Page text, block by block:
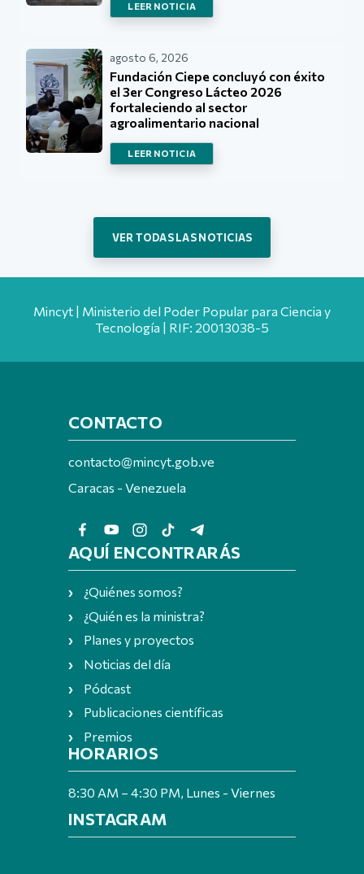
LEER NOTICIA
agosto 6, 2026
Fundación Ciepe concluyó con éxito
el 3er Congreso Lácteo 2026
fortaleciendo al sector
agroalimentario nacional
LEER NOTICIA
VER TODAS LAS NOTICIAS
Mincyt | Ministerio del Poder Popular para Ciencia y
Tecnología | RIF: 20013038-5
CONTACTO
contacto@mincyt.gob.ve
Caracas - Venezuela
AQUÍ ENCONTRARÁS
¿Quiénes somos?
¿Quién es la ministra?
Planes y proyectos
Noticias del día
Pódcast
Publicaciones científicas
Premios
HORARIOS
8:30 AM – 4:30 PM, Lunes - Viernes
INSTAGRAM